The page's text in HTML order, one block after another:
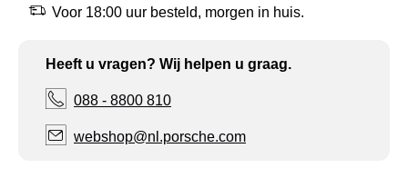
Voor 18:00 uur besteld, morgen in huis.
Heeft u vragen? Wij helpen u graag.
088 - 8800 810
webshop@nl.porsche.com